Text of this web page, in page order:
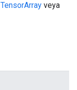
TensorArray veya